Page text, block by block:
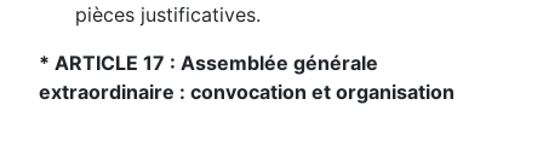
pièces justificatives.
* ARTICLE 17 : Assemblée générale
extraordinaire : convocation et organisation